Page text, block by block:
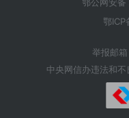
鄂
举报邮
中央网信办违法和